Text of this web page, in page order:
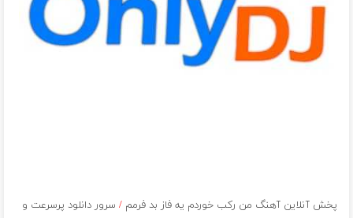
پخش آنلاین آهنگ من ركب خوردم يه فاز بد فرمم /سرور دانلود پرسرعت و